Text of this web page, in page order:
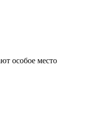
особое место